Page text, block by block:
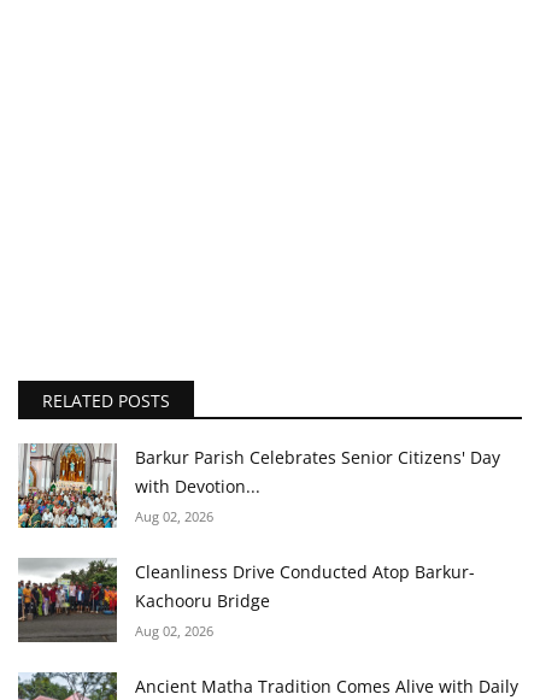
RELATED POSTS
Barkur Parish Celebrates Senior Citizens' Day
with Devotion...
Aug 02, 2026
Cleanliness Drive Conducted Atop Barkur-
Kachooru Bridge
Aug 02, 2026
Ancient Matha Tradition Comes Alive with Daily